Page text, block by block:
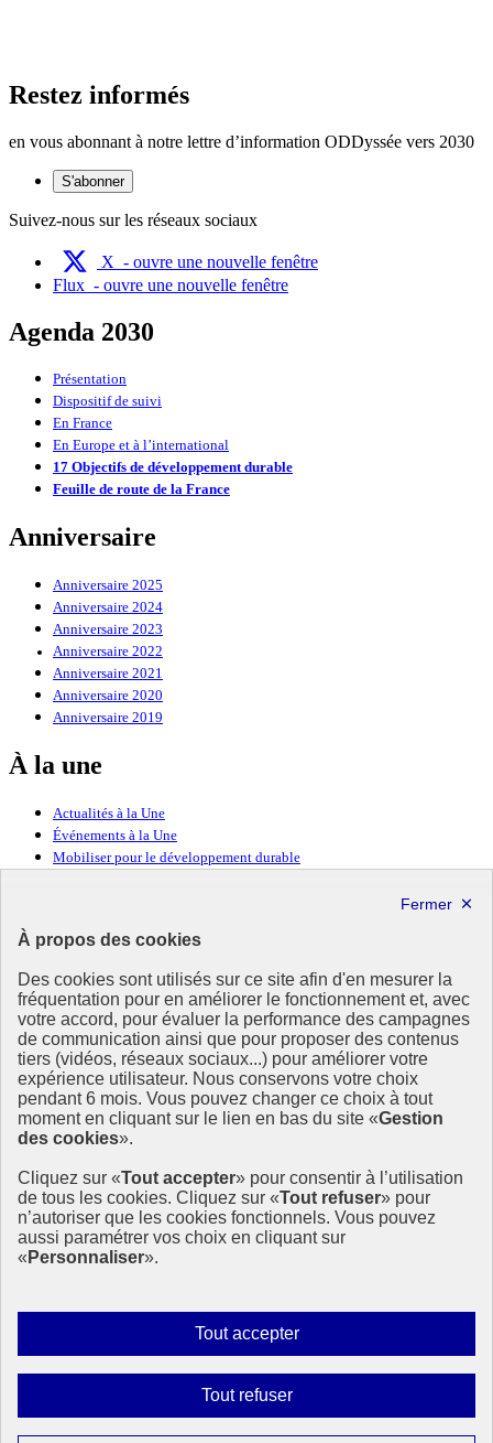
À propos des cookies
Des cookies sont utilisés sur ce site afin d'en mesurer la
fréquentation pour en améliorer le fonctionnement et, avec
votre accord, pour évaluer la performance des campagnes
de communication ainsi que pour proposer des contenus
tiers (vidéos, réseaux sociaux...) pour améliorer votre
expérience utilisateur. Nous conservons votre choix
pendant 6 mois. Vous pouvez changer ce choix à tout
moment en cliquant sur le lien en bas du site «Gestion
des cookies».
Cliquez sur «Tout accepter» pour consentir à l’utilisation
de tous les cookies. Cliquez sur «Tout refuser» pour
n’autoriser que les cookies fonctionnels. Vous pouvez
aussi paramétrer vos choix en cliquant sur
« Personnaliser».
Tout accepterAutoriser
tous
Tout refuserInterdire
tous
Restez informés
en vous abonnant à notre lettre d’information ODDyssée vers 2030
S'abonner
Suivez-nous sur les réseaux sociaux
X - ouvre une nouvelle fenêtre
Flux - ouvre une nouvelle fenêtre
Agenda 2030
Présentation
Dispositif de suivi
En France
En Europe et à l’international
17 Objectifs de développement durable
Feuille de route de la France
Anniversaire
Anniversaire 2025
Anniversaire 2024
Anniversaire 2023
Anniversaire 2022
Anniversaire 2021
Anniversaire 2020
Anniversaire 2019
À la une
Actualités à la Une
Événements à la Une
Mobiliser pour le développement durable
Ressources
Ressources
La Méth’ODD
Gouvernement
Ce site propose l’information de référence concernant l’Agenda
2030 et la feuille de route de la France. Il valorise la mobilisation de
tous les acteurs.
info.gouv.fr- ouvre une nouvelle fenêtre
service-public.fr - ouvre une nouvelle fenêtre
legifrance.gouv.fr- ouvre une nouvelle fenêtre
data.gouv.fr- ouvre une nouvelle fenêtre
Plan du site
Mentions légales